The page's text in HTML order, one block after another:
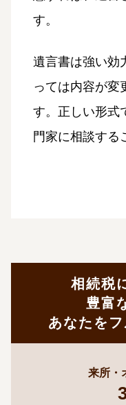
す。
遺言書は強い効
っては内容が変
す。正しい形式
門家に相談する
相続税
豊富
あなたを
来所・